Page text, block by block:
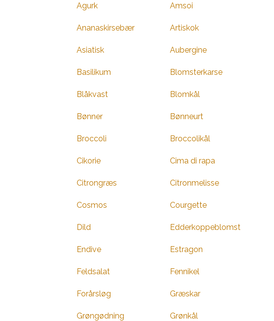
Agurk Amsoi
Ananaskirsebær Artiskok
Asiatisk Aubergine
Basilikum Blomsterkarse
Blåkvast Blomkål
Bønner Bønneurt
Broccoli Broccolikål
Cikorie Cima di rapa
Citrongræs Citronmelisse
Cosmos Courgette
Dild Edderkoppeblomst
Endive Estragon
Feldsalat Fennikel
Forårsløg Græskar
Grøngødning Grønkål